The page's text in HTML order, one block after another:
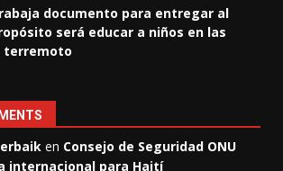
documento para entregar al
será educar a niños en las
terremoto
en Consejo de Seguridad ONU
internacional para Haití